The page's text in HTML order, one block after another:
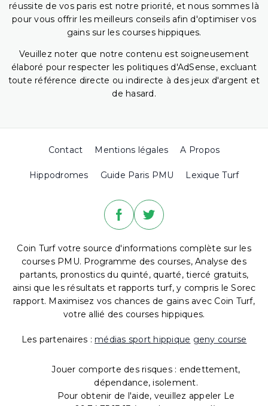
réussite de vos paris est notre priorité, et nous sommes là
pour vous offrir les meilleurs conseils afin d'optimiser vos
gains sur les courses hippiques.
Veuillez noter que notre contenu est soigneusement
élaboré pour respecter les politiques d'AdSense, excluant
toute référence directe ou indirecte à des jeux d'argent et
de hasard.
Contact Mentions légales A Propos
Hippodromes Guide Paris PMU Lexique Turf
Coin Turf votre source d'informations complète sur les
courses PMU. Programme des courses, Analyse des
partants, pronostics du quinté, quarté, tiercé gratuits,
ainsi que les résultats et rapports turf, y compris le Sorec
rapport. Maximisez vos chances de gains avec Coin Turf,
votre allié des courses hippiques.
Les partenaires : médias sport hippique geny course
Jouer comporte des risques : endettement,
dépendance, isolement.
Pour obtenir de l'aide, veuillez appeler Le